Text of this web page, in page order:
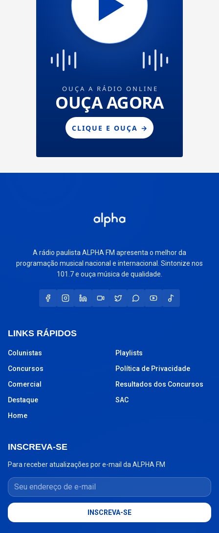
A rádio paulista ALPHA FM apresenta o melhor da
programação musical nacional e internacional. Sintonize nos
101.7 e ouça música de qualidade.
LINKS RÁPIDOS
Colunistas
Concursos
Comercial
Destaque
Home
Playlists
Política de Privacidade
Resultados dos Concursos
SAC
INSCREVA-SE
Para receber atualizações por e-mail da ALPHA FM
Seu endereço de e-mail
INSCREVA-SE